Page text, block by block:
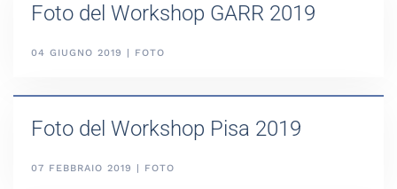
Foto del Workshop GARR 2019
04 GIUGNO 2019 | FOTO
Foto del Workshop Pisa 2019
07 FEBBRAIO 2019 | FOTO